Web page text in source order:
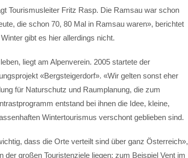
Tourismusleiter Fritz Rasp. Die Ramsau war schon
die schon 70, 80 Mal in Ramsau waren», berichtet
gibt es hier allerdings nicht.
liegt am Alpenverein. 2005 startete der
«Bergsteigerdorf». «Wir gelten sonst eher
für Naturschutz und Raumplanung, die zum
entstand bei ihnen die Idee, kleine,
Wintertourismus verschont geblieben sind.
dass die Orte verteilt sind über ganz Österreich»,
großen Touristenziele liegen: zum Beispiel Vent im